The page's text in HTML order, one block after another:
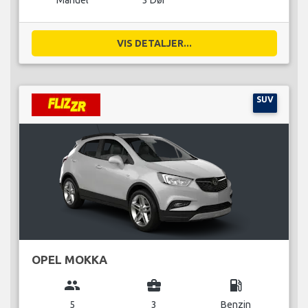
VIS DETALJER...
SUV
OPEL MOKKA
group
5
business_center
3
local_gas_station
Benzin